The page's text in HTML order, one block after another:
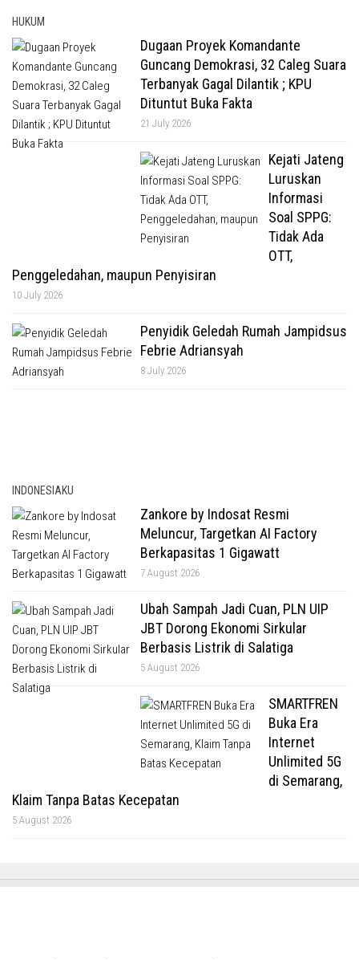
HUKUM
Dugaan Proyek Komandante
Guncang Demokrasi, 32 Caleg Suara
Terbanyak Gagal Dilantik ; KPU
Dituntut Buka Fakta
21 July 2026
Kejati Jateng
Luruskan
Informasi
Soal SPPG:
Tidak Ada
OTT,
Penggeledahan, maupun Penyisiran
10 July 2026
Penyidik Geledah Rumah Jampidsus
Febrie Adriansyah
8 July 2026
INDONESIAKU
Zankore by Indosat Resmi
Meluncur, Targetkan AI Factory
Berkapasitas 1 Gigawatt
7 August 2026
Ubah Sampah Jadi Cuan, PLN UIP
JBT Dorong Ekonomi Sirkular
Berbasis Listrik di Salatiga
5 August 2026
SMARTFREN
Buka Era
Internet
Unlimited 5G
di Semarang,
Klaim Tanpa Batas Kecepatan
5 August 2026